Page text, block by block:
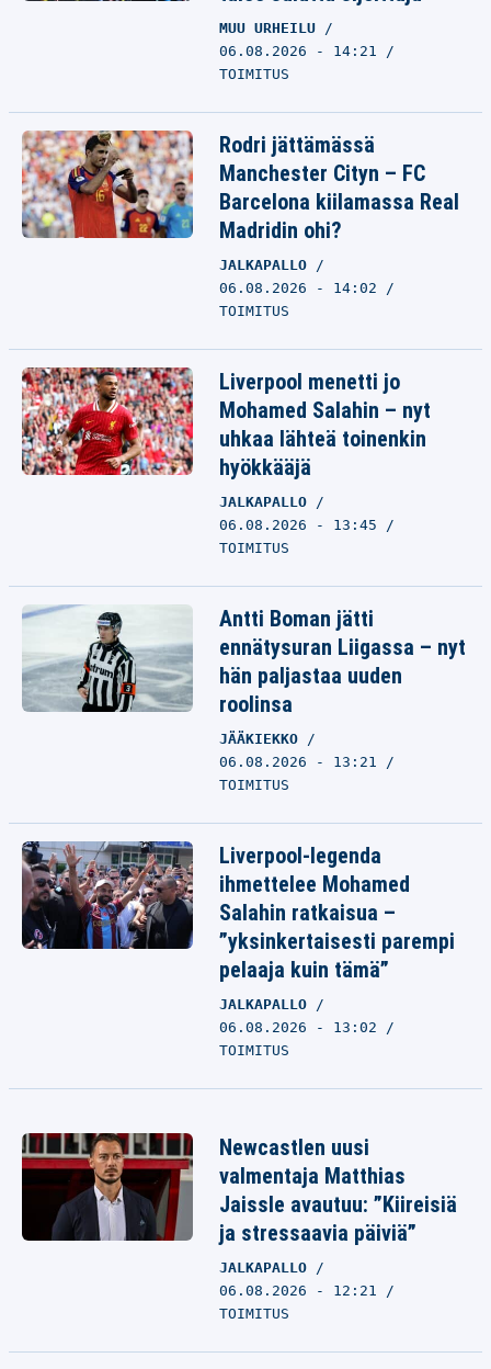
MUU URHEILU
06.08.2026 - 14:21
TOIMITUS
Rodri jättämässä
Manchester Cityn – FC
Barcelona kiilamassa Real
Madridin ohi?
JALKAPALLO
06.08.2026 - 14:02
TOIMITUS
Liverpool menetti jo
Mohamed Salahin – nyt
uhkaa lähteä toinenkin
hyökkääjä
JALKAPALLO
06.08.2026 - 13:45
TOIMITUS
Antti Boman jätti
ennätysuran Liigassa – nyt
hän paljastaa uuden
roolinsa
JÄÄKIEKKO
06.08.2026 - 13:21
TOIMITUS
Liverpool-legenda
ihmettelee Mohamed
Salahin ratkaisua –
”yksinkertaisesti parempi
pelaaja kuin tämä”
JALKAPALLO
06.08.2026 - 13:02
TOIMITUS
Newcastlen uusi
valmentaja Matthias
Jaissle avautuu: ”Kiireisiä
ja stressaavia päiviä”
JALKAPALLO
06.08.2026 - 12:21
TOIMITUS